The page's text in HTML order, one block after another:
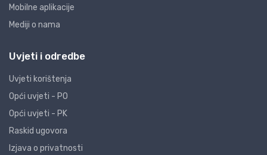
Mobilne aplikacije
Mediji o nama
Uvjeti i odredbe
Uvjeti korištenja
Opći uvjeti - PO
Opći uvjeti - PK
Raskid ugovora
Izjava o privatnosti